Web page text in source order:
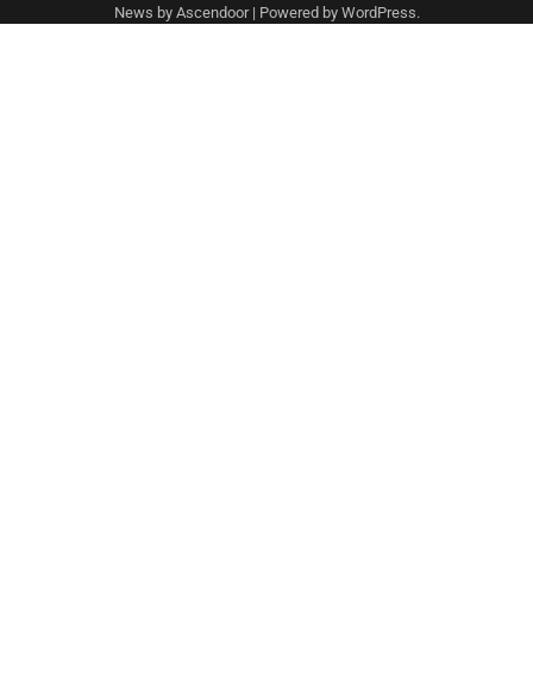
News by Ascendoor| Powered by WordPress.